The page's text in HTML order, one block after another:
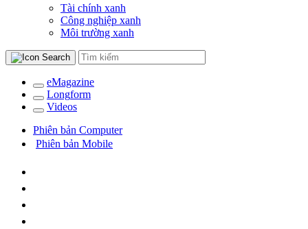
Tài chính xanh
Công nghiệp xanh
Môi trường xanh
eMagazine
Longform
Videos
Phiên bản Computer
Phiên bản Mobile